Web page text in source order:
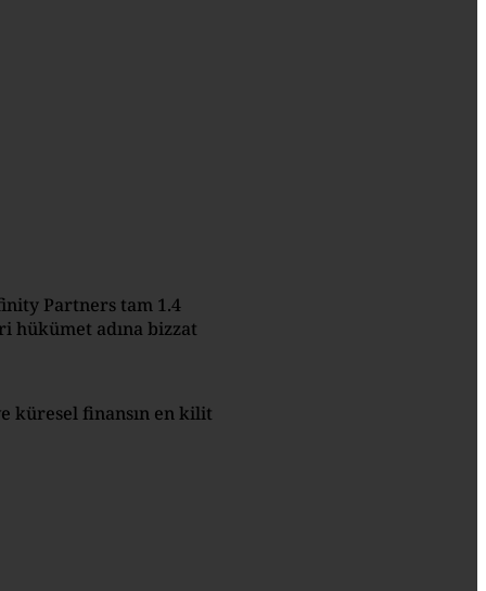
Partners tam 1.4
hükümet adına bizzat
küresel finansın en kilit